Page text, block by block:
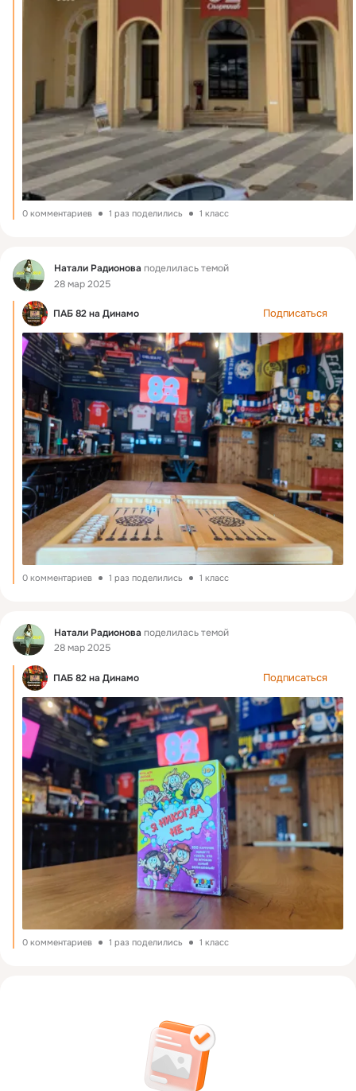
0 комментариев 1 раз поделились 1 класс
Фид Натали Радионова поделилась темой
28 мар 2025
ПАБ 82 на Динамо Подписаться
0 комментариев 1 раз поделились 1 класс
Фид Натали Радионова поделилась темой
28 мар 2025
ПАБ 82 на Динамо Подписаться
0 комментариев 1 раз поделились 1 класс